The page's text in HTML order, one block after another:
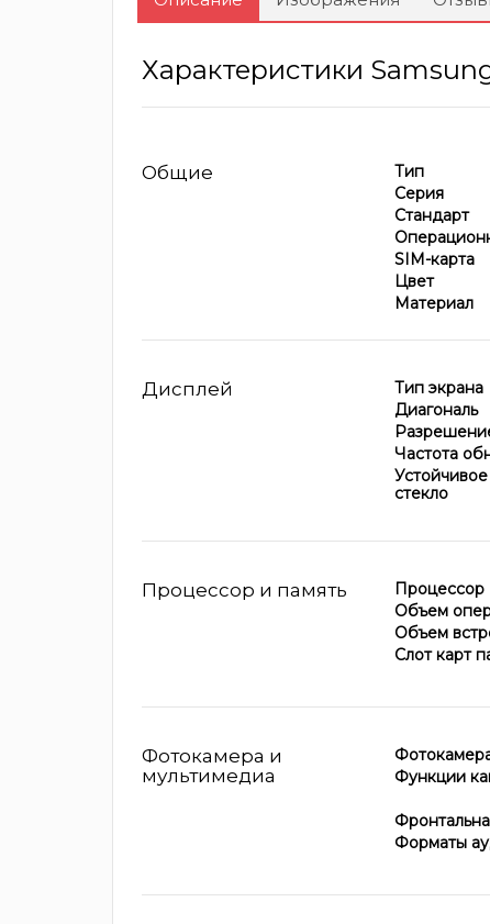
Характеристики
Общие Тип
Серия
Стандарт
SIM-карта
Цвет
Материал
Дисплей Тип экрана
Диагональ
Частота
стекло
Процессор и память Процессор
Объем
Объем
Слот карт
Фотокамера и
мультимедиа
Функции
Форматы